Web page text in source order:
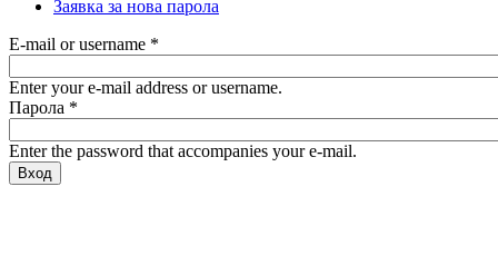
Заявка за нова парола
E-mail or username *
Enter your e-mail address or username.
Парола *
Enter the password that accompanies your e-mail.